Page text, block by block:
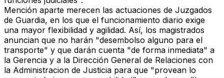
Mención aparte merecen las actuaciones de Juzgados
de Guardia, en los que el funcionamiento diario exige
una mayor flexibilidad y agilidad. Así, los magistrados
anuncian que no harán "desembolso alguno para el
transporte" y que darán cuenta "de forma inmediata" a
la Gerencia y a la Dirección General de Relaciones con
la Administracion de Justicia para que "provean lo